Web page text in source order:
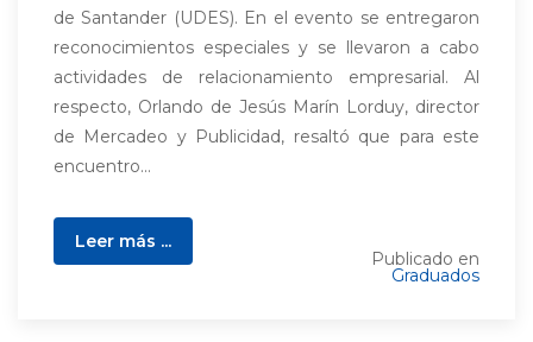
de Santander (UDES). En el evento se entregaron
reconocimientos especiales y se llevaron a cabo
actividades de relacionamiento empresarial. Al
respecto, Orlando de Jesús Marín Lorduy, director
de Mercadeo y Publicidad, resaltó que para este
encuentro...
Leer más ...
Publicado en
Graduados